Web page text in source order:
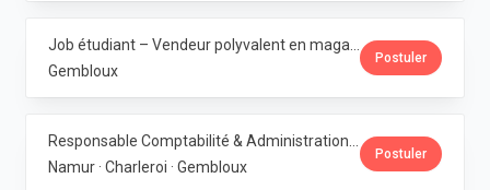
Gembloux
Postuler
Namur · Charleroi · Gembloux
Postuler